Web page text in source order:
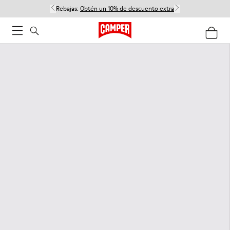
Rebajas: Obtén un 10% de descuento extra